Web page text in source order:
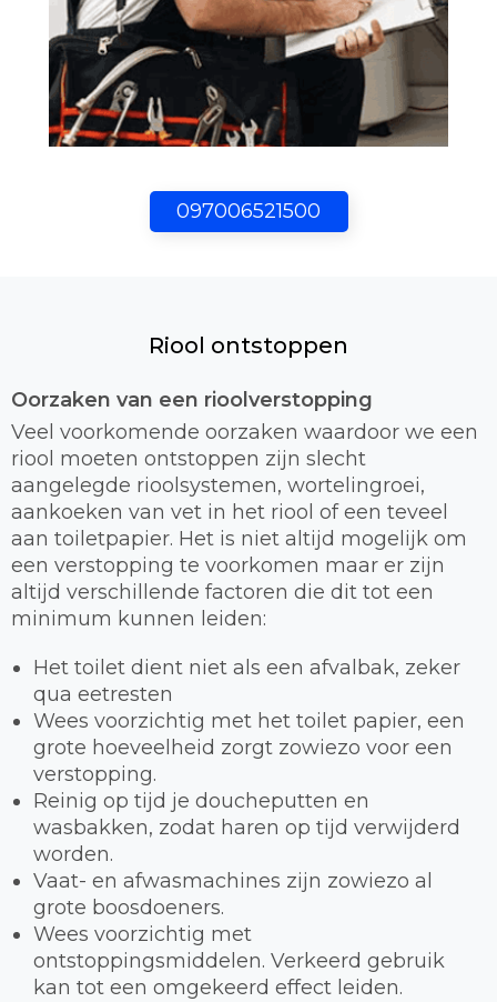
097006521500
Riool ontstoppen
Oorzaken van een rioolverstopping
Veel voorkomende oorzaken waardoor we een
riool moeten ontstoppen zijn slecht
aangelegde rioolsystemen, wortelingroei,
aankoeken van vet in het riool of een teveel
aan toiletpapier. Het is niet altijd mogelijk om
een verstopping te voorkomen maar er zijn
altijd verschillende factoren die dit tot een
minimum kunnen leiden:
Het toilet dient niet als een afvalbak, zeker
qua eetresten
Wees voorzichtig met het toilet papier, een
grote hoeveelheid zorgt zowiezo voor een
verstopping.
Reinig op tijd je doucheputten en
wasbakken, zodat haren op tijd verwijderd
worden.
Vaat- en afwasmachines zijn zowiezo al
grote boosdoeners.
Wees voorzichtig met
ontstoppingsmiddelen. Verkeerd gebruik
kan tot een omgekeerd effect leiden.